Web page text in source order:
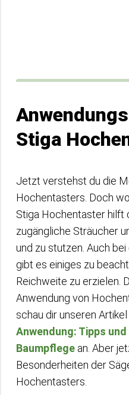
Stiga
Jetzt verstehst du die
Hochentasters. Doch
Stiga Hochentaster hilft
zugängliche Sträucher
und zu stutzen. Auch
gibt es einiges zu
Reichweite zu erzielen.
Anwendung von
schau dir unseren Artikel
Anwendung: Tipps
Baumpflege an. Aber
Besonderheiten der
Hochentasters.